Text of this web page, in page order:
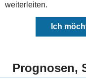
weiterleiten.
Ich
Prognosen,